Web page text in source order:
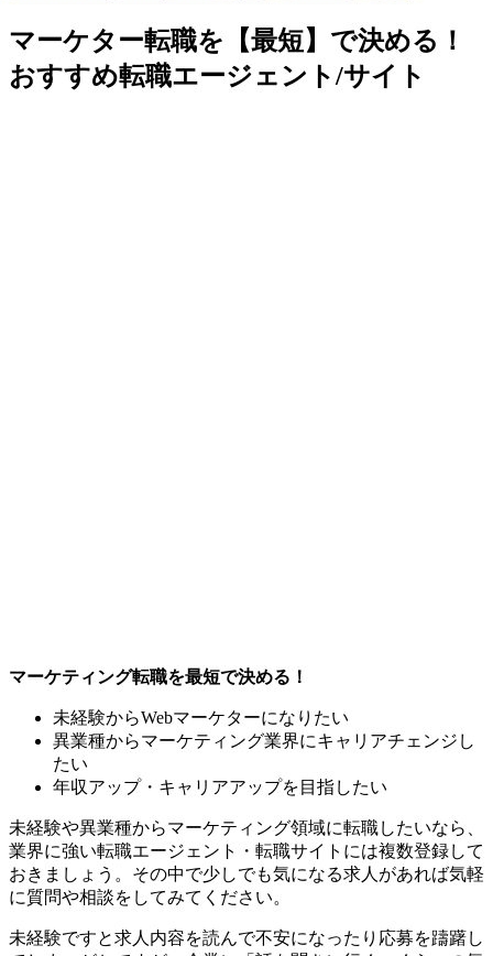
マーケター転職を【最短】で決める！
おすすめ転職エージェント/サイト
マーケティング転職を最短で決める！
未経験からWebマーケターになりたい
異業種からマーケティング業界にキャリアチェンジし
たい
年収アップ・キャリアアップを目指したい
未経験や異業種からマーケティング領域に転職したいなら、
業界に強い転職エージェント・転職サイトには複数登録して
おきましょう。その中で少しでも気になる求人があれば気軽
に質問や相談をしてみてください。
未経験ですと求人内容を読んで不安になったり応募を躊躇し